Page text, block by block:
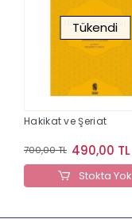
Tükendi
Hakikat ve Şeriat
700,00 TL 490,00 TL
Stokta Yok